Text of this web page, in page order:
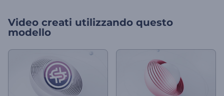
Video creati utilizzando questo
modello